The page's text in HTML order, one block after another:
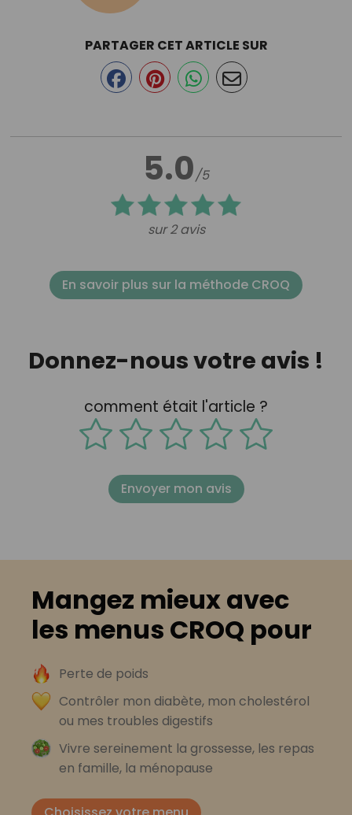
5.0/5
sur 2 avis
PARTAGER CET ARTICLE SUR
En savoir plus sur la méthode CROQ
Donnez-nous votre avis !
comment était l'article ?
Envoyer mon avis
Mangez mieux avec
les menus CROQ pour
Perte de poids
Contrôler mon diabète, mon cholestérol
ou mes troubles digestifs
Vivre sereinement la grossesse, les repas
en famille, la ménopause